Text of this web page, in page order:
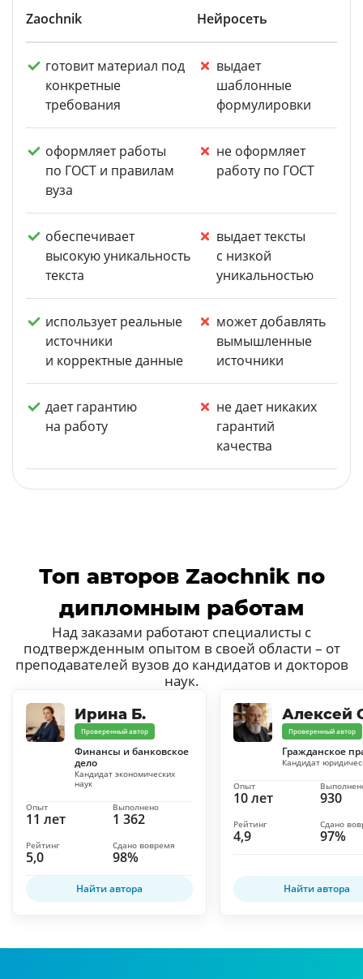
Zaochnik Нейросеть
готовит материал под
конкретные
требования
выдает
шаблонные
формулировки
оформляет работы
по ГОСТ и правилам
вуза
не оформляет
работу по ГОСТ
обеспечивает
высокую уникальность
текста
выдает тексты
с низкой
уникальностью
использует реальные
источники
и корректные данные
может добавлять
вымышленные
источники
дает гарантию
на работу
не дает никаких
гарантий
качества
Топ авторов Zaochnik по
дипломным работам
Над заказами работают специалисты с
подтвержденным опытом в своей области – от
преподавателей вузов до кандидатов и докторов
наук.
Ирина Б.
Проверенный автор
Финансы и банковское
дело
Кандидат экономических
наук
11 лет
Опыт
1 362
Выполнено
5,0
Рейтинг
98%
Сдано вовремя
Найти автора
Алексей
Проверенный автор
Гражданское
Кандидат
10 лет
Опыт
930
4,9
Рейтинг
97%
Сдано
Найти автора